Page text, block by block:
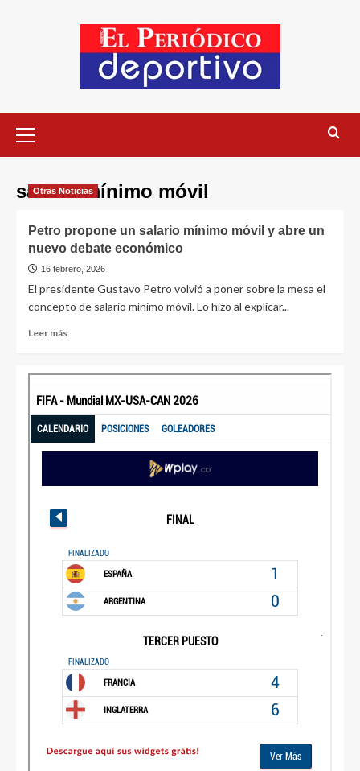
salario mínimo móvil
Otras Noticias
Petro propone un salario mínimo móvil y abre un
nuevo debate económico
16 febrero, 2026
El presidente Gustavo Petro volvió a poner sobre la mesa el
concepto de salario mínimo móvil. Lo hizo al explicar...
Leer más